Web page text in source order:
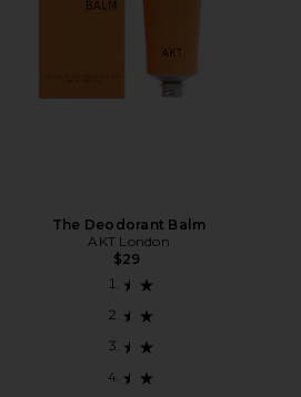
The Deodorant Balm
AKT London
$29